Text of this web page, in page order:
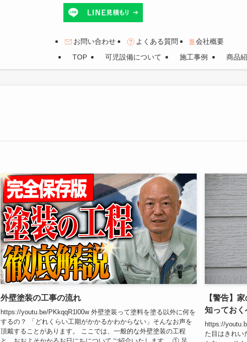
TOP 可児設備について 施工事例 商品
お問い合わせ よくある質問 会社概要
外壁塗装の工事の流れ
https://youtu.be/PKkqqR1l00w 外壁塗装って塗料を塗る以外に何を
するの？ 「どれくらい工期がかかるかわからない」そんなお声を
頂戴することがあります。 ここでは、一般的な外壁塗装の工程
【警告】
知っておく
https://
た目はきれい